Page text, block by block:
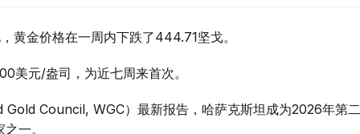
黄金价格在一周内下跌了444.71坚戈。
美元/盎司，为近七周来首次。
Gold Council, WGC）最新报告，哈萨克斯坦成为2026年第二
一。